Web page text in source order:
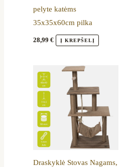
pelyte katėms
35x35x60cm pilka
28,99€ Į KREPŠELĮ
Draskyklė Stovas Nagams,